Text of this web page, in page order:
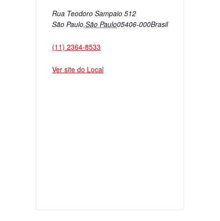
Rua Teodoro Sampaio 512
São Paulo,São Paulo05406-000Brasil
(11) 2364-8533
Ver site do Local